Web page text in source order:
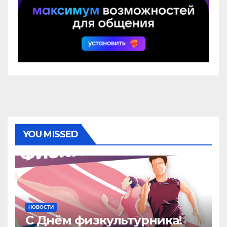
YOU MISSED
НОВОСТИ
С Днём физкультурника!